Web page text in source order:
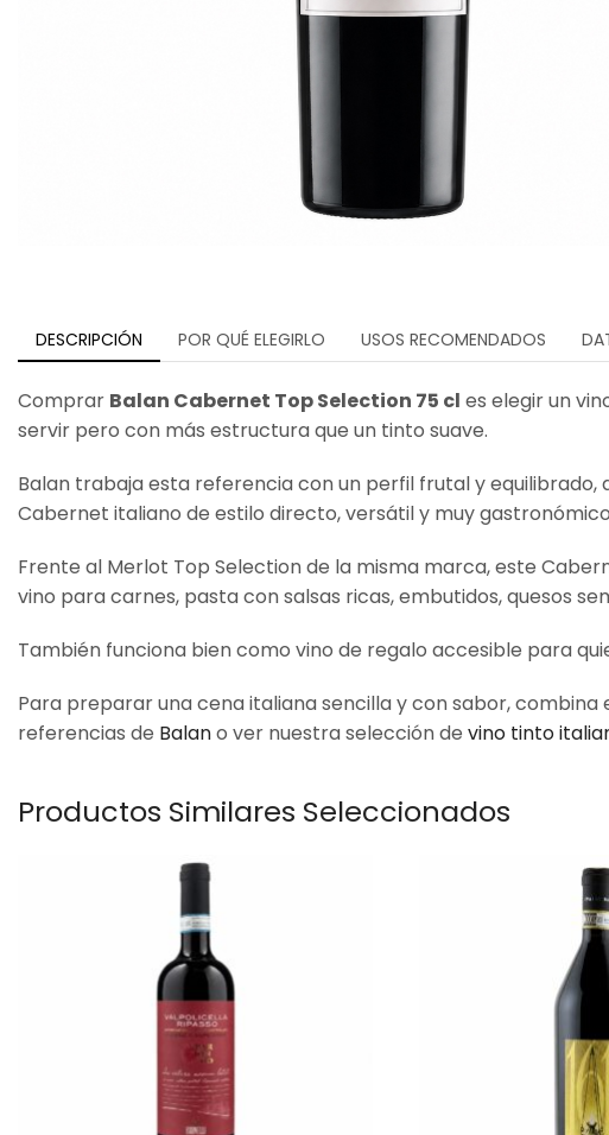
DESCRIPCIÓN POR QUÉ ELEGIRLO USOS RECOMENDADOS
Comprar Balan Cabernet Top Selection 75 cl es elegir un
servir pero con más estructura que un tinto suave.
Balan trabaja esta referencia con un perfil frutal y equilibrado,
Cabernet italiano de estilo directo, versátil y muy
Frente al Merlot Top Selection de la misma marca, este
vino para carnes, pasta con salsas ricas, embutidos, quesos
También funciona bien como vino de regalo accesible para
Para preparar una cena italiana sencilla y con sabor,
referencias de Balano ver nuestra selección de vino tinto
Productos Similares Seleccionados